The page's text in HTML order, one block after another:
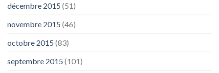
décembre 2015 (51)
novembre 2015 (46)
octobre 2015 (83)
septembre 2015 (101)